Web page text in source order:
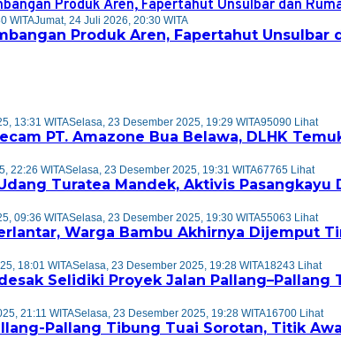
WITAJumat, 24 Juli 2026, 20:30 WITA
Produk Aren, Fapertahut Unsulbar
13:31 WITASelasa, 23 Desember 2025, 19:29 WITA95090 Lihat
PT. Amazone Bua Belawa, DLHK
22:26 WITASelasa, 23 Desember 2025, 19:31 WITA67765 Lihat
Turatea Mandek, Aktivis
09:36 WITASelasa, 23 Desember 2025, 19:30 WITA55063 Lihat
Warga Bambu Akhirnya Dijemput
18:01 WITASelasa, 23 Desember 2025, 19:28 WITA18243 Lihat
Selidiki Proyek Jalan
21:11 WITASelasa, 23 Desember 2025, 19:28 WITA16700 Lihat
Pallang Tibung Tuai Sorotan, Titik